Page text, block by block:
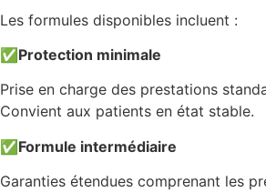
Les formules disponibles incluent :
✅ Protection minimale
Prise en charge des prestations
Convient aux patients en état stable.
✅Formule intermédiaire
Garanties étendues comprenant les